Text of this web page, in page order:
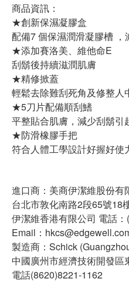
商品資訊：
★創新保濕凝膠盒
配備7 個保濕潤滑凝膠槽
★添加賽洛美、維他命E
刮鬍後持續滋潤肌膚
★精修掀蓋
輕鬆去除難刮死角及修整人
★5刀片配備順刮鰭
平整貼合肌膚，減少刮鬍引
★防滑橡膠手把
符合人體工學設計好握好使
進口商：美商伊潔維股份有
台北市敦化南路2段65號18
伊潔維香港有限公司 電話
Email：
製造商：Schick
中國廣州市經濟技術開發區
電話(8620)8221-1162